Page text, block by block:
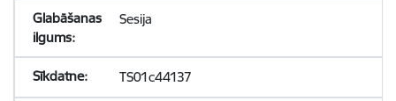
Sesija
TS01c44137